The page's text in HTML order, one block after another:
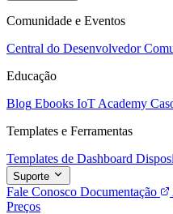
Comunidade e Eventos
Central do Desenvolvedor
Educação
Blog Ebooks IoT Academy
Templates e Ferramentas
Templates de Dashboard
Suporte
Fale Conosco Documentação
Preços